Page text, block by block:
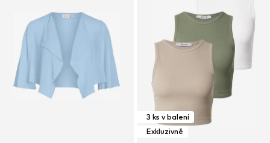
3 ks v balení
Exkluzivně